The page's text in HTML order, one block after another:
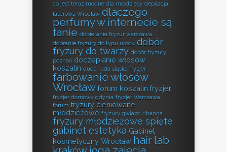
co jest teraz modne dla młodzieży depilacja
laserowa Wrocław dlaczego
perfumy w internecie są
tanie dobieranie fryzur warszawa
dobranie fryzury do typu urody dobór
fryzury do twarzy dobór fryzury
poznań doczepianie włosów
koszalin duda ruda śląska fryzjer
farbowanie włosów
Wrocław forum koszalin fryzjer
fryzjer domowy gdynia fryzjer Warszawa
forum fryzury cieniowane
młodzieżowe fryzury gwiazd rihanna
fryzury młodzieżowe spięte
gabinet estetyka Gabinet
kosmetyczny Wrocław hair lab